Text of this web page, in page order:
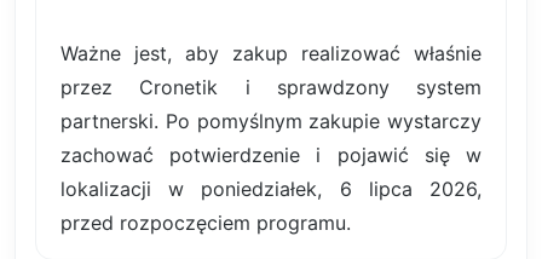
Ważne jest, aby zakup realizować właśnie
przez Cronetik i sprawdzony system
partnerski. Po pomyślnym zakupie wystarczy
zachować potwierdzenie i pojawić się w
lokalizacji w poniedziałek, 6 lipca 2026,
przed rozpoczęciem programu.